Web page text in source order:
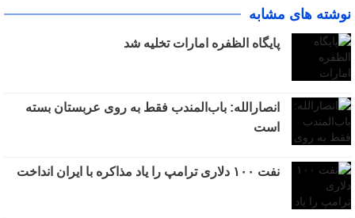
نوشته های مشابه
پایگاه الظفره امارات تخلیه شد
انصارالله: باب‌المندب فقط به روی عربستان بسته
است
نفت ۱۰۰ دلاری ترامپ را یاد مذاکره با ایران انداخت